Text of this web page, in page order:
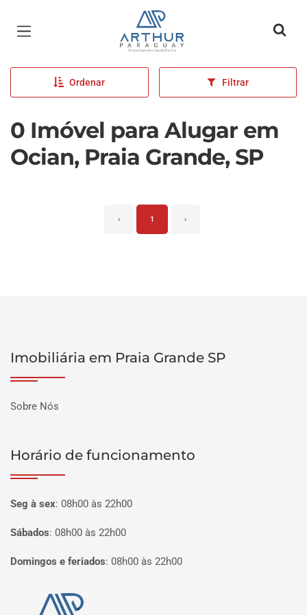
Página inicial
Ordenar Filtrar
0 Imóvel para Alugar em
Ocian, Praia Grande, SP
‹ 1 ›
Imobiliária em Praia Grande SP
Sobre Nós
Horário de funcionamento
Seg à sex: 08h00 às 22h00
Sábados: 08h00 às 22h00
Domingos e feriados: 08h00 às 22h00
Página inicial